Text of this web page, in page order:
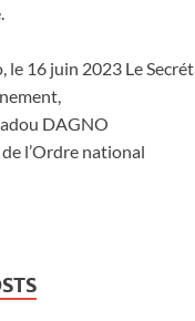
le 16 juin 2023 Le
DAGNO
l’Ordre national